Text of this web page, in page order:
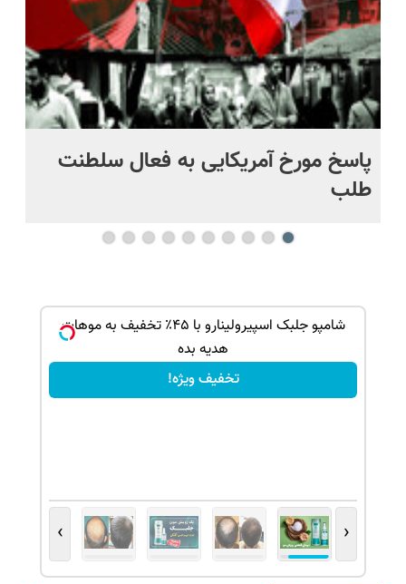
پاسخ مورخ آمریکایی به فعال سلطنت
طلب
شامپو جلبک اسپیرولینارو با ۴۵٪ تخفیف به موهات
هدیه بده
تخفیف ویژه!
‹
›